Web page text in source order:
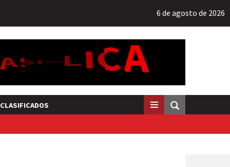
6 de agosto de 2026
CLASIFICADOS